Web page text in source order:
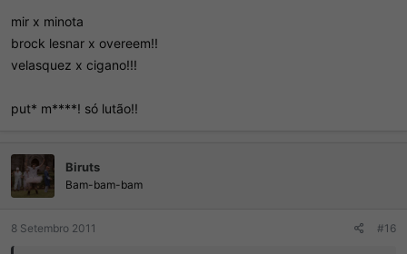
mir x minota
brock lesnar x overeem!!
velasquez x cigano!!!
put* m****! só lutão!!
Biruts
Bam-bam-bam
8 Setembro 2011 #16